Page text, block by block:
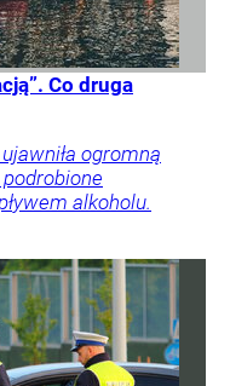
Co druga
ogromną
alkoholu.